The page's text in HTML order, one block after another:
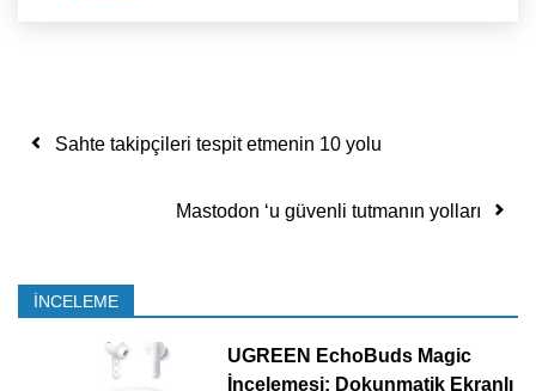
Yazı dolaşımı
Sahte takipçileri tespit etmenin 10 yolu
Mastodon ‘u güvenli tutmanın yolları
İNCELEME
UGREEN EchoBuds Magic
İncelemesi: Dokunmatik Ekranlı